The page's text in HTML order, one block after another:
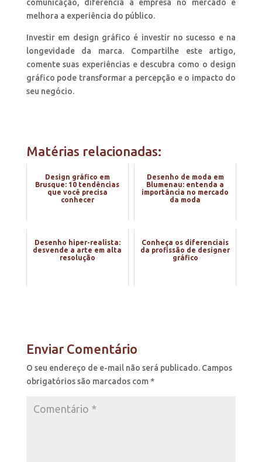
comunicação, diferencia a empresa no mercado e
melhora a experiência do público.
Investir em design gráfico é investir no sucesso e na
longevidade da marca. Compartilhe este artigo,
comente suas experiências e descubra como o design
gráfico pode transformar a percepção e o impacto do
seu negócio.
Matérias relacionadas:
Design gráfico em
Brusque: 10 tendências
que você precisa
conhecer
Desenho de moda em
Blumenau: entenda a
importância no mercado
da moda
Desenho hiper-realista:
desvende a arte em alta
resolução
Conheça os diferenciais
da profissão de designer
gráfico
Enviar Comentário
O seu endereço de e-mail não será publicado. Campos
obrigatórios são marcados com *